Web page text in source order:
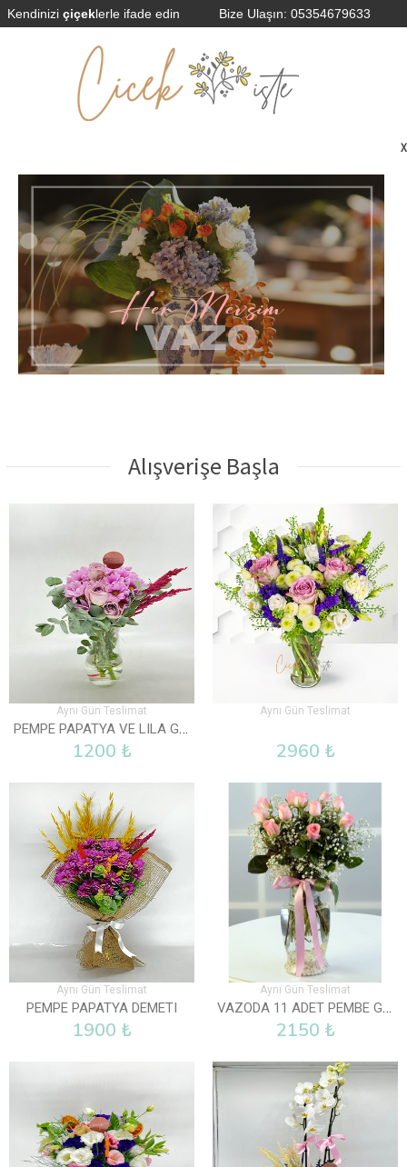
Kendinizi çiçeklerle ifade edin Bize Ulaşın: 05354679633
Alışverişe Başla
Aynı Gün Teslimat
PEMPE PAPATYA VE LILA GÜL VAZOLU
1200 ₺
Aynı Gün Teslimat
2960 ₺
Aynı Gün Teslimat
PEMPE PAPATYA DEMETI
1900 ₺
Aynı Gün Teslimat
VAZODA 11 ADET PEMBE GÜL
2150 ₺